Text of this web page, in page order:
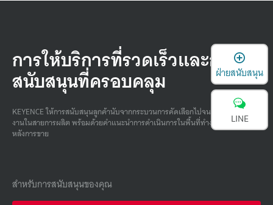
การให้บริการที่รวดเร็วและการ
สนับสนุนที่ครอบคลุม
KEYENCE ให้การสนับสนุนลูกค้านับจากกระบวนการคัดเลือกไปจนถึงการปฏิบัติ
งานในสายการผลิต พร้อมด้วยคําแนะนําการดําเนินการในพื้นที่ทํางานและบริการ
หลังการขาย
สำหรับการสนับสนุนของคุณ
ฝ่ายสนับสนุน
LINE